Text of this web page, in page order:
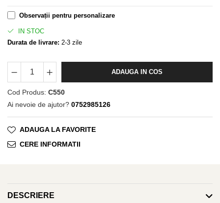
Observații pentru personalizare
IN STOC
Durata de livrare: 2-3 zile
ADAUGA IN COS
Cod Produs: C550
Ai nevoie de ajutor? 0752985126
ADAUGA LA FAVORITE
CERE INFORMATII
DESCRIERE